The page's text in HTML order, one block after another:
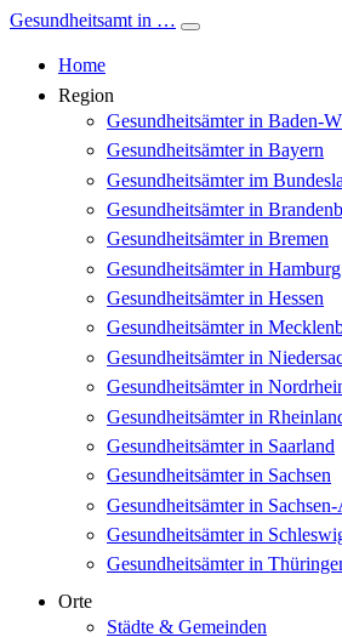
Gesundheitsamt in …
Home
Region
Gesundheitsämter in Baden-
Gesundheitsämter in Bayern
Gesundheitsämter im
Gesundheitsämter in
Gesundheitsämter in Bremen
Gesundheitsämter in Hamburg
Gesundheitsämter in Hessen
Gesundheitsämter in
Gesundheitsämter in
Gesundheitsämter in
Gesundheitsämter in
Gesundheitsämter in Saarland
Gesundheitsämter in Sachsen
Gesundheitsämter in
Gesundheitsämter in
Gesundheitsämter in
Orte
Städte & Gemeinden